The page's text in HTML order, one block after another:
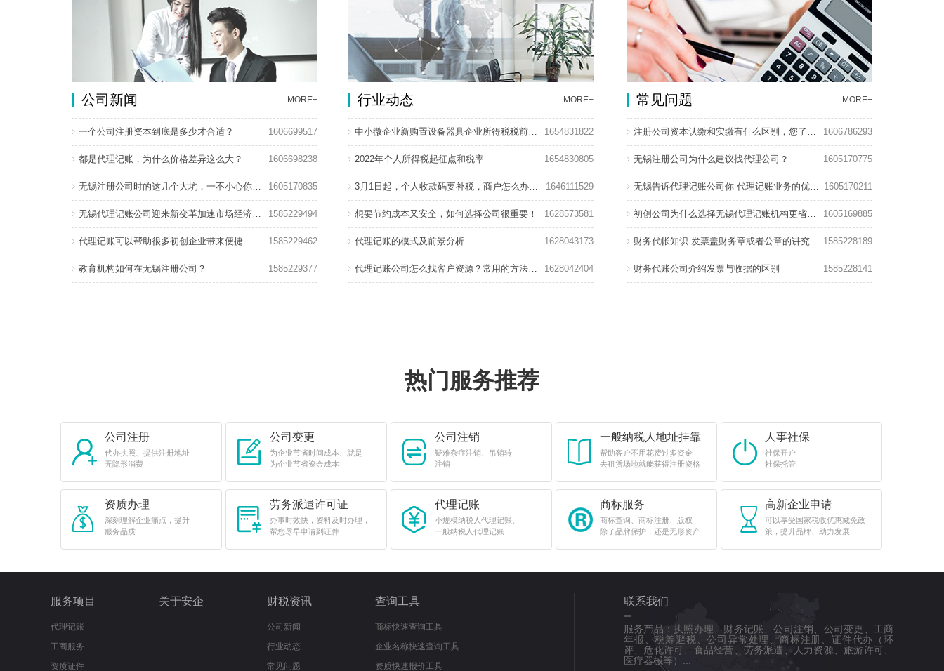
公司新闻 MORE+
一个公司注册资本到底是多少才合适？ 1606699517
都是代理记账，为什么价格差异这么大？ 1606698238
无锡注册公司时的这几个大坑，一不小心你就掉进去了！ 1605170835
无锡代理记账公司迎来新变革加速市场经济发展 1585229494
代理记账可以帮助很多初创企业带来便捷 1585229462
教育机构如何在无锡注册公司？ 1585229377
行业动态 MORE+
中小微企业新购置设备器具企业所得税税前扣除政策 1654831822
2022年个人所得税起征点和税率 1654830805
3月1日起，个人收款码要补税，商户怎么办？回应来了！ 1646111529
想要节约成本又安全，如何选择公司很重要！ 1628573581
代理记账的模式及前景分析 1628043173
代理记账公司怎么找客户资源？常用的方法有哪些？ 1628042404
常见问题 MORE+
注册公司资本认缴和实缴有什么区别，您了解多少？ 1606786293
无锡注册公司为什么建议找代理公司？ 1605170775
无锡告诉代理记账公司你-代理记账业务的优势在那些？ 1605170211
初创公司为什么选择无锡代理记账机构更省钱? 1605169885
财务代帐知识 发票盖财务章或者公章的讲究 1585228189
财务代账公司介绍发票与收据的区别 1585228141
热门服务推荐
公司注册
代办执照、提供注册地址
无隐形消费
公司变更
为企业节省时间成本、就是
为企业节省资金成本
公司注销
疑难杂症注销、吊销转
注销
一般纳税人地址挂靠
帮助客户不用花费过多资金
去租赁场地就能获得注册资格
人事社保
社保开户
社保托管
资质办理
深刻理解企业痛点，提升
服务品质
劳务派遣许可证
办事时效快，资料及时办理，
帮您尽早申请到证件
代理记账
小规模纳税人代理记账、
一般纳税人代理记账
商标服务
商标查询、商标注册、版权
除了品牌保护，还是无形资产
高新企业申请
可以享受国家税收优惠减免政
策，提升品牌、助力发展
服务项目
代理记账
工商服务
资质证件
关于安企 财税资讯
公司新闻
行业动态
常见问题
查询工具
商标快速查询工具
企业名称快速查询工具
资质快速报价工具
联系我们
服务产品：执照办理、财务记账、公司注销、公司变更、工商
年报、税筹避税、公司异常处理、商标注册、证件代办（环
评、危化许可、食品经营、劳务派遣、人力资源、旅游许可、
医疗器械等）...